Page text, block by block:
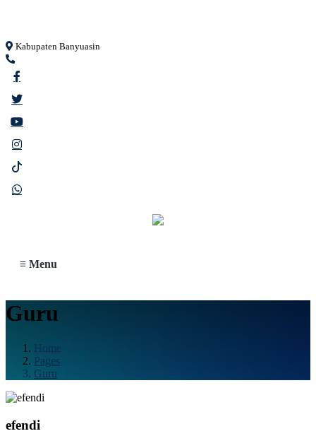
Kabupaten Banyuasin
≡ Menu
Guru
Home
Pages
Guru
efendi